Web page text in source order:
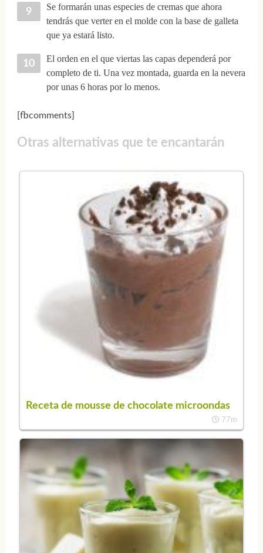
Se formarán unas especies de cremas que ahora
tendrás que verter en el molde con la base de galleta
que ya estará listo.
El orden en el que viertas las capas dependerá por
completo de ti. Una vez montada, guarda en la nevera
por unas 6 horas por lo menos.
[fbcomments]
Otras alternativas que te encantarán
Receta de mousse de chocolate microondas
77m